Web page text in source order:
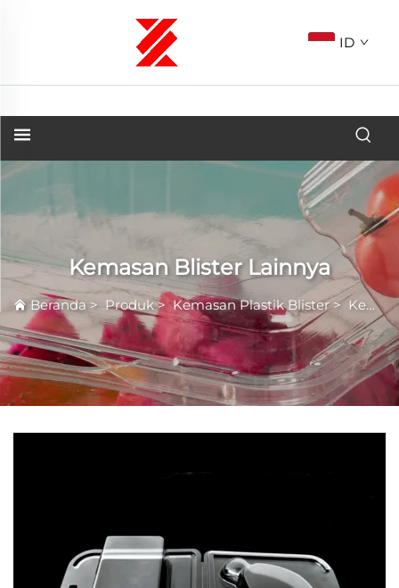
ID
Kemasan Blister Lainnya
Beranda > Produk>Kemasan Plastik Blister>Kemasan Blister Lainnya